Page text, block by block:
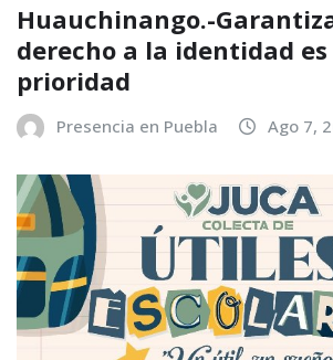
Huauchinango.-
derecho a la identidad
prioridad
Presencia en Puebla Ago 7,